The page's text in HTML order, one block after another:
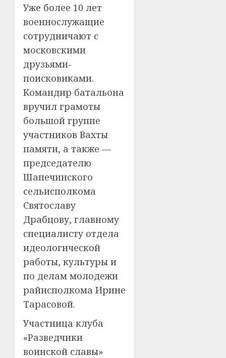
Уже более 10 лет
военнослужащие
сотрудничают с
московскими
друзьями-
поисковиками.
Командир батальона
вручил грамоты
большой группе
участников Вахты
памяти, а также —
председателю
Шапечинского
сельисполкома
Святославу
Драбцову, главному
специалисту отдела
идеологической
работы, культуры и
по делам молодежи
райисполкома Ирине
Тарасовой.
Участница клуба
«Разведчики
воинской славы»